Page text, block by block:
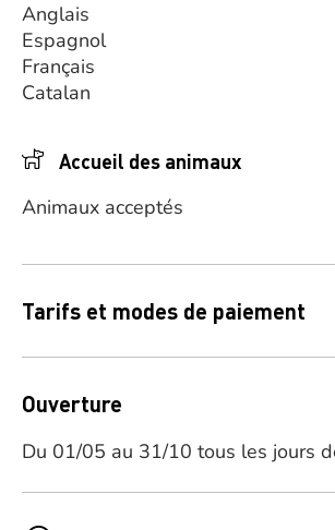
Anglais
Espagnol
Français
Catalan
Accueil des animaux
Animaux acceptés
Tarifs et modes de paiement
Ouverture
Du 01/05 au 31/10 tous les jours